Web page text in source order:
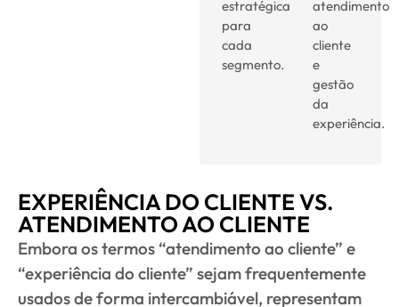
estratégicas
para
cada
segmento.
atendimento
ao
cliente
e
gestão
da
experiência.
EXPERIÊNCIA DO CLIENTE VS.
ATENDIMENTO AO CLIENTE
Embora os termos “atendimento ao cliente” e
“experiência do cliente” sejam frequentemente
usados de forma intercambiável, representam